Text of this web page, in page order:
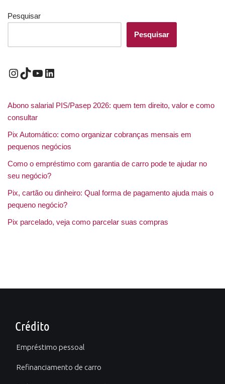
Pesquisar
Pesquisar
Abono salarial PIS/Pasep 2026: quem tem direito, valor e como
consultar
Pix Automático: como organizar cobranças mensais em
pequenos negócios
Como o empréstimo com garantia de carro pode te ajudar no
seu negócio?
Pix, cartão ou dinheiro: Qual forma de pagamento ajuda mais o
pequeno negócio?
Pix parcelado, veja como parcelar suas compras
Crédito
Empréstimo pessoal
Refinanciamento de carro